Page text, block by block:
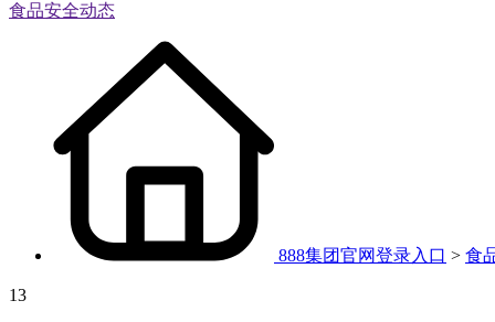
食品安全动态
888集团官网登录入口 > 食
13